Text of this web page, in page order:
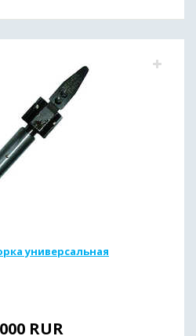
универсальная
RUR